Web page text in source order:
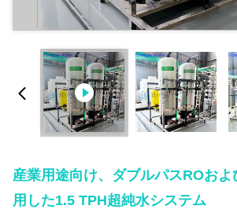
産業用途向け、ダブルパスROお
用した1.5 TPH超純水システム